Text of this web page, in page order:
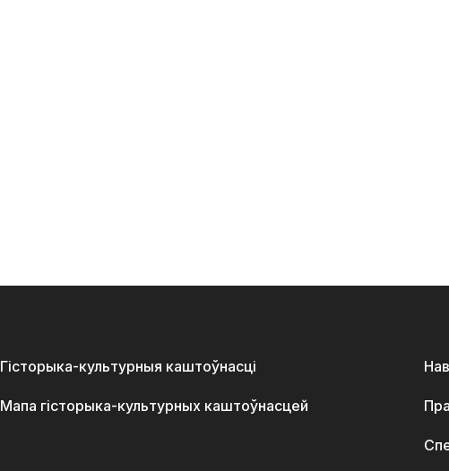
Гісторыка-культурныя каштоўнасці
Мапа гісторыка-культурных каштоўнасцей